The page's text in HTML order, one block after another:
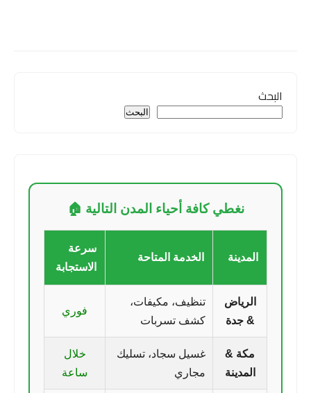
البحث
البحث
نغطي كافة أحياء المدن التالية 🏠
المدينة الخدمة المتاحة
سرعة
الاستجابة
الرياض
& جدة
تنظيف، مكيفات،
كشف تسربات
فوري
مكة &
المدينة
غسيل سجاد، تسليك
مجاري
خلال
ساعة